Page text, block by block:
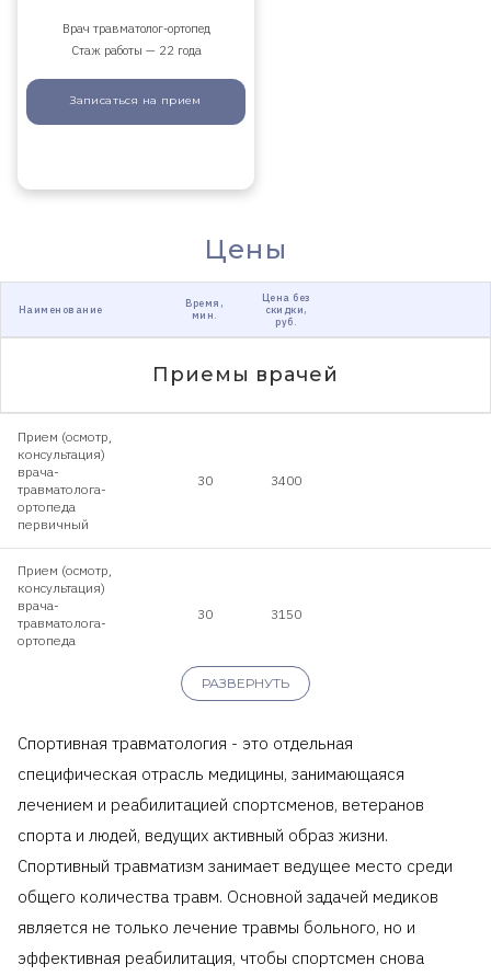
Врач травматолог-ортопед
Стаж работы — 22 года
Записаться на прием
Цены
Наименование
Время,
мин.
Цена без
скидки,
руб.
Приемы врачей
Прием (осмотр,
консультация)
врача-
травматолога-
ортопеда
первичный
30 3400
Прием (осмотр,
консультация)
врача-
травматолога-
ортопеда
30 3150
РАЗВЕРНУТЬ
Спортивная травматология - это отдельная
специфическая отрасль медицины, занимающаяся
лечением и реабилитацией спортсменов, ветеранов
спорта и людей, ведущих активный образ жизни.
Спортивный травматизм занимает ведущее место среди
общего количества травм. Основной задачей медиков
является не только лечение травмы больного, но и
эффективная реабилитация, чтобы спортсмен снова